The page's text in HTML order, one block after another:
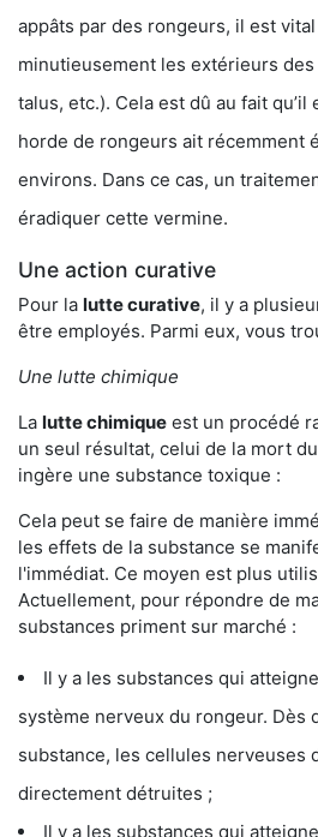
appâts par des rongeurs, il est
minutieusement les extérieurs
talus, etc.). Cela est dû au fait qu’il
horde de rongeurs ait récemment
environs. Dans ce cas, un
éradiquer cette vermine.
Une action curative
Pour la lutte curative, il y a
être employés. Parmi eux, vous
Une lutte chimique
La lutte chimique est un procédé
un seul résultat, celui de la mort
ingère une substance toxique :
Cela peut se faire de manière
les effets de la substance se
l'immédiat. Ce moyen est plus
Actuellement, pour répondre de
substances priment sur marché :
Il y a les substances qui
système nerveux du rongeur. Dès
substance, les cellules nerveuses
directement détruites ;
Il y a les substances qui